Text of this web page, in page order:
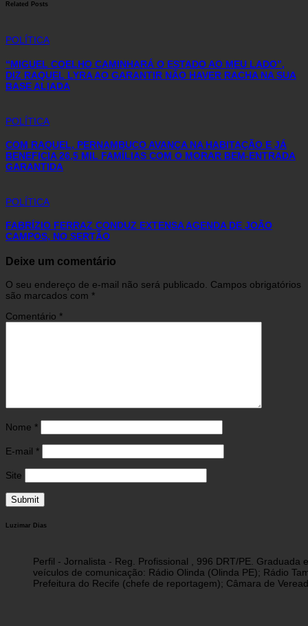
Related Posts
POLÍTICA
“MIGUEL COELHO CAMINHARÁ O ESTADO AO MEU LADO”,
DIZ RAQUEL LYRA AO GARANTIR NÃO HAVER RACHA NA SUA
BASE ALIADA
POLÍTICA
COM RAQUEL, PERNAMBUCO AVANÇA NA HABITAÇÃO E JÁ
BENEFICIA 26,5 MIL FAMÍLIAS COM O MORAR BEM-ENTRADA
GARANTIDA
POLÍTICA
FABRÍZIO FERRAZ CONDUZ EXTENSA AGENDA DE JOÃO
CAMPOS, NO SERTÃO
Deixe um comentário
O seu endereço de e-mail não será publicado. Campos obrigatórios
são marcados com *
Comentário *
Nome *
E-mail *
Site
Luzimar Dias
Perfil - Jornalista - Reg. Profissional , 996 DRT/PE.
veículos de comunicação: Rádio Olinda (Olinda PE); Rádio
Prefeitura do Recife (chefe de reportagem); Câmara de